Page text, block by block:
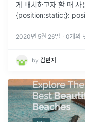
게 배치하고자 할 때 사
{position:static;}:
2020년 5월 26일 · 0개의
by 김민지